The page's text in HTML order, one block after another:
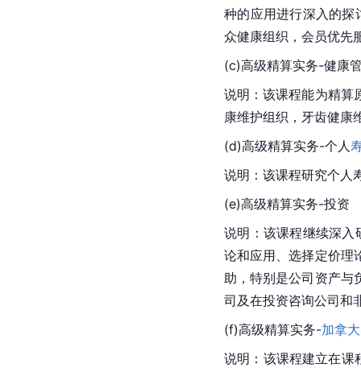
种的应用进行深入的
众健康组织，会员优先
(c)高级精算实务-健康
说明：该课程能为精算
康维护组织，牙齿健康
(d)高级精算实务-个人
说明：该课程研究个人
(e)高级精算实务-投资
说明：该课程继续深
论和应用、选择定价理
助，特别是公司资产与
司及在投资咨询公司和
(f)高级精算实务-加拿大
说明：该课程建立在课